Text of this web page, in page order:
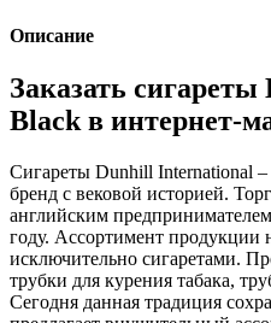
Описание
Заказать
Black в интернет-
Сигареты Dunhill International
бренд с вековой историей.
английским
году. Ассортимент продукции
исключительно сигаретами.
трубки для курения табака,
Сегодня данная традиция